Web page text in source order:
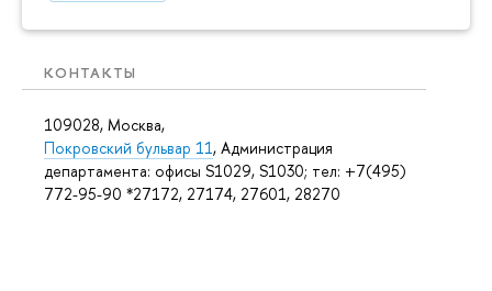
КОНТАКТЫ
109028, Москва,
Покровский бульвар 11, Администрация
департамента: офисы S1029, S1030; тел: +7(495)
772-95-90 *27172, 27174, 27601, 28270